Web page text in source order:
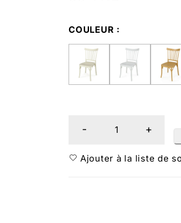
COULEUR
Ajouter à la liste de